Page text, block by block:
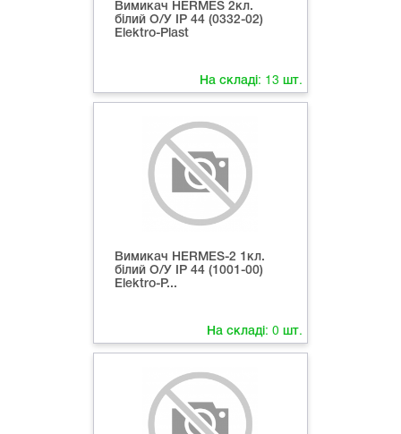
Вимикач HERMES 2кл.
білий О/У ІР 44 (0332-02)
Elektro-Plast
На складі: 13 шт.
Вимикач HERMES-2 1кл.
білий О/У ІР 44 (1001-00)
Elektro-P...
На складі: 0 шт.